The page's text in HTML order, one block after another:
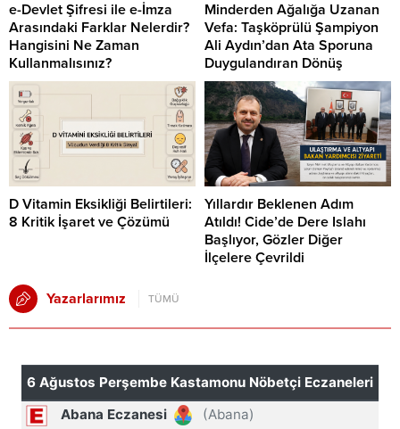
e-Devlet Şifresi ile e-İmza
Arasındaki Farklar Nelerdir?
Hangisini Ne Zaman
Kullanmalısınız?
Minderden Ağalığa Uzanan
Vefa: Taşköprülü Şampiyon
Ali Aydın’dan Ata Sporuna
Duygulandıran Dönüş
D Vitamin Eksikliği Belirtileri:
8 Kritik İşaret ve Çözümü
Yıllardır Beklenen Adım
Atıldı! Cide’de Dere Islahı
Başlıyor, Gözler Diğer
İlçelere Çevrildi
Yazarlarımız TÜMÜ